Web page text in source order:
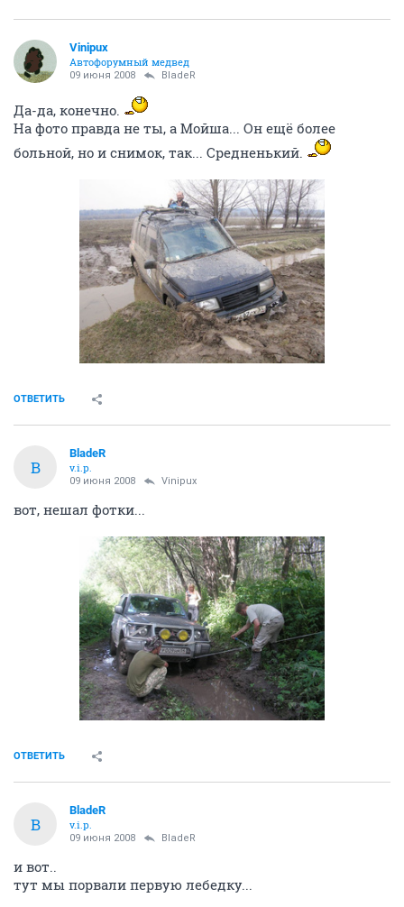
Vinipux
Автофорумный медвед
09 июня 2008 BladeR
Да-да, конечно.
На фото правда не ты, а Мойша... Он ещё более
больной, но и снимок, так... Средненький.
ОТВЕТИТЬ
B
BladeR
v.i.p.
09 июня 2008 Vinipux
вот, нешал фотки...
ОТВЕТИТЬ
B
BladeR
v.i.p.
09 июня 2008 BladeR
и вот..
тут мы порвали первую лебедку...